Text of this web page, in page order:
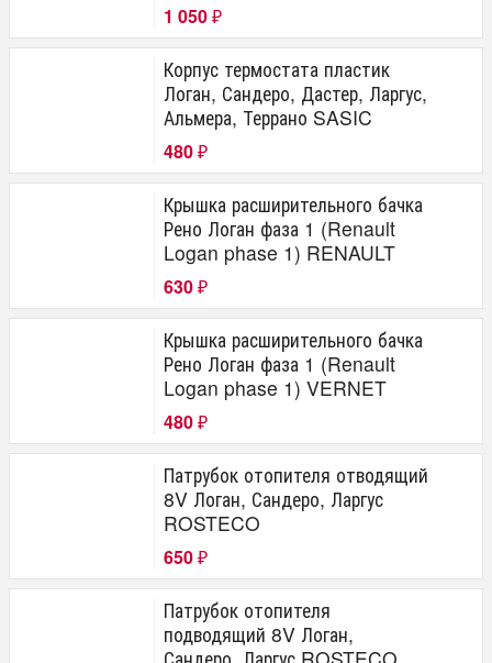
1 050 ₽
Корпус термостата пластик
Логан, Сандеро, Дастер, Ларгус,
Альмера, Террано SASIC
480 ₽
Крышка расширительного бачка
Рено Логан фаза 1 (Renault
Logan phase 1) RENAULT
630 ₽
Крышка расширительного бачка
Рено Логан фаза 1 (Renault
Logan phase 1) VERNET
480 ₽
Патрубок отопителя отводящий
8V Логан, Сандеро, Ларгус
ROSTECO
650 ₽
Патрубок отопителя
подводящий 8V Логан,